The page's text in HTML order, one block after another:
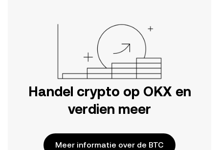
Handel crypto op OKX en
verdien meer
Meer informatie over de BTC